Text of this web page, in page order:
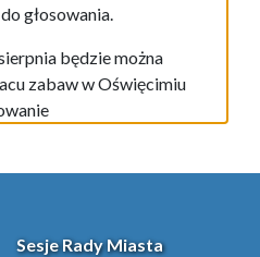
głosowania.
będzie można
zabaw w Oświęcimiu
Sesje Rady Miasta